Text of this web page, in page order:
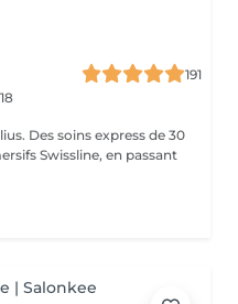
191
Des soins express de 30
Swissline, en passant